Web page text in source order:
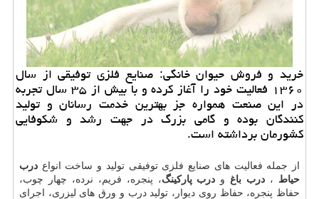
خرید و فروش حیوان خانگی: صنایع فلزی توفیقی از سال
۱۳۶۰ فعالیت خود را آغاز كرده و با بیش از ۳۵ سال تجربه
در این صنعت همواره جز بهترین خدمت رسانان و تولید
كنندگان بوده و گامی بزرگ در جهت رشد و شكوفایی
كشورمان برداشته است.
از جمله فعالیت های صنایع فلزی توفیقی تولید و ساخت انواع درب
حیاط ، درب باغ و درب پارکینگ، پنجره، فریم، نرده، چهار چوب،
حفاظ پنجره، حفاظ روی دیوار، تولید درب و ورق های لیزری، اجرای